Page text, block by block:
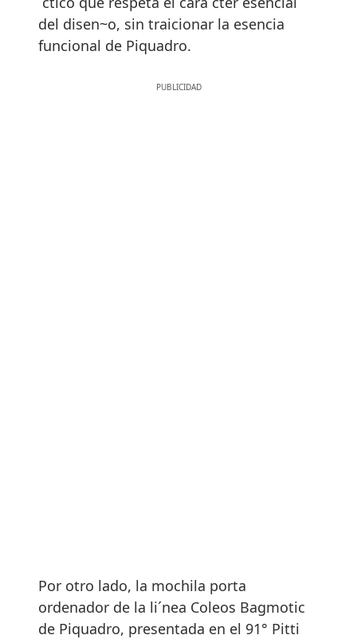
del disen~o, sin traicionar la esencia
funcional de Piquadro.
Por otro lado, la mochila porta
ordenador de la li´nea Coleos Bagmotic
de Piquadro, presentada en el 91° Pitti